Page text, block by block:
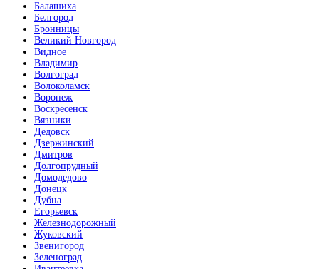
Балашиха
Белгород
Бронницы
Великий Новгород
Видное
Владимир
Волгоград
Волоколамск
Воронеж
Воскресенск
Вязники
Дедовск
Дзержинский
Дмитров
Долгопрудный
Домодедово
Донецк
Дубна
Егорьевск
Железнодорожный
Жуковский
Звенигород
Зеленоград